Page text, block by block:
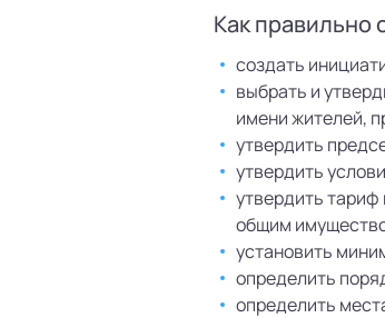
Как правильно
создать
выбрать и
имени жителей,
утвердить
утвердить
утвердить
общим
установить
определить
определить